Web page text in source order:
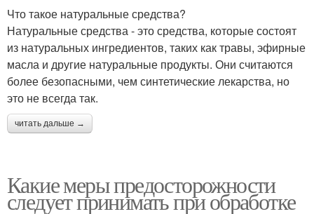
Что такое натуральные средства?
Натуральные средства - это средства, которые состоят
из натуральных ингредиентов, таких как травы, эфирные
масла и другие натуральные продукты. Они считаются
более безопасными, чем синтетические лекарства, но
это не всегда так.
читать дальше →
Какие меры предосторожности
следует принимать при обработке